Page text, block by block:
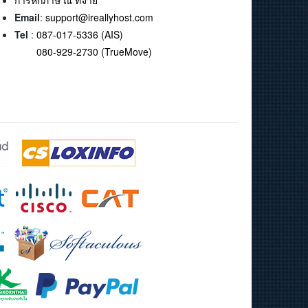
Email: support@ireallyhost.com
Tel : 087-017-5336 (AIS)
080-929-2730 (TrueMove)